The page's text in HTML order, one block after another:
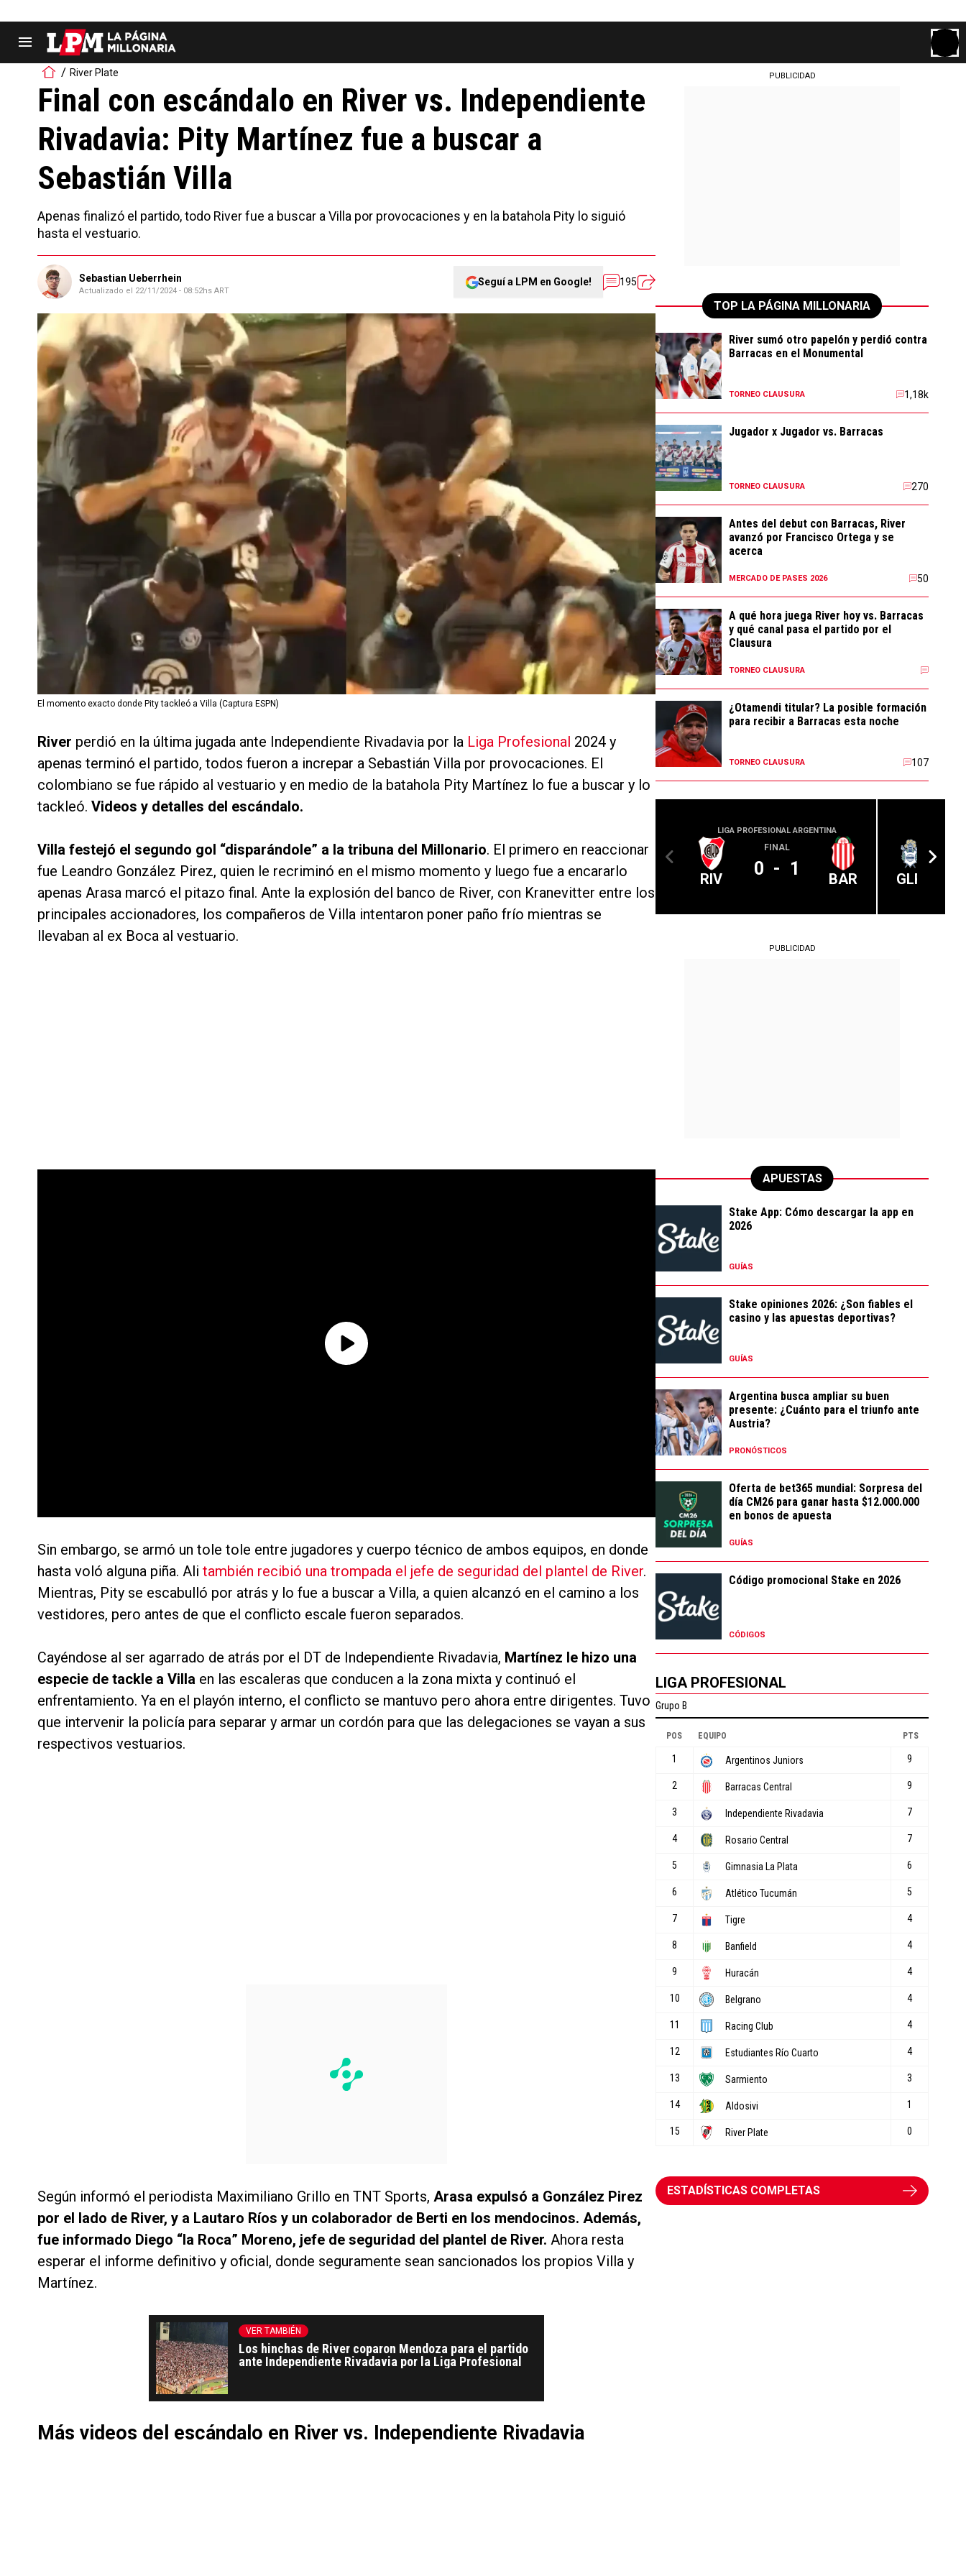
River Plate
Final con escándalo en River vs. Independiente
Rivadavia: Pity Martínez fue a buscar a
Sebastián Villa
Apenas finalizó el partido, todo River fue a buscar a Villa por provocaciones y en la batahola Pity lo siguió
hasta el vestuario.
Sebastian Ueberrhein
Actualizado el 22/11/2024 - 08:52hs ART
Seguí a LPM en Google! 195
El momento exacto donde Pity tackleó a Villa (Captura ESPN)
River perdió en la última jugada ante Independiente Rivadavia por la Liga Profesional 2024 y
apenas terminó el partido, todos fueron a increpar a Sebastián Villa por provocaciones. El
colombiano se fue rápido al vestuario y en medio de la batahola Pity Martínez lo fue a buscar y lo
tackleó. Videos y detalles del escándalo.
Villa festejó el segundo gol “disparándole” a la tribuna del Millonario. El primero en reaccionar
fue Leandro González Pirez, quien le recriminó en el mismo momento y luego fue a encararlo
apenas Arasa marcó el pitazo final. Ante la explosión del banco de River, con Kranevitter entre los
principales accionadores, los compañeros de Villa intentaron poner paño frío mientras se
llevaban al ex Boca al vestuario.
Sin embargo, se armó un tole tole entre jugadores y cuerpo técnico de ambos equipos, en donde
hasta voló alguna piña. Ali también recibió una trompada el jefe de seguridad del plantel de River.
Mientras, Pity se escabulló por atrás y lo fue a buscar a Villa, a quien alcanzó en el camino a los
vestidores, pero antes de que el conflicto escale fueron separados.
Cayéndose al ser agarrado de atrás por el DT de Independiente Rivadavia, Martínez le hizo una
especie de tackle a Villa en las escaleras que conducen a la zona mixta y continuó el
enfrentamiento. Ya en el playón interno, el conflicto se mantuvo pero ahora entre dirigentes. Tuvo
que intervenir la policía para separar y armar un cordón para que las delegaciones se vayan a sus
respectivos vestuarios.
Según informó el periodista Maximiliano Grillo en TNT Sports, Arasa expulsó a González Pirez
por el lado de River, y a Lautaro Ríos y un colaborador de Berti en los mendocinos. Además,
fue informado Diego “la Roca” Moreno, jefe de seguridad del plantel de River. Ahora resta
esperar el informe definitivo y oficial, donde seguramente sean sancionados los propios Villa y
Martínez.
VER TAMBIÉN
Los hinchas de River coparon Mendoza para el partido
ante Independiente Rivadavia por la Liga Profesional
Más videos del escándalo en River vs. Independiente Rivadavia
PUBLICIDAD
TOP LA PÁGINA MILLONARIA
River sumó otro papelón y perdió contra
Barracas en el Monumental
TORNEO CLAUSURA 1,18k
Jugador x Jugador vs. Barracas
TORNEO CLAUSURA 270
Antes del debut con Barracas, River
avanzó por Francisco Ortega y se
acerca
MERCADO DE PASES 2026 50
A qué hora juega River hoy vs. Barracas
y qué canal pasa el partido por el
Clausura
TORNEO CLAUSURA
¿Otamendi titular? La posible formación
para recibir a Barracas esta noche
TORNEO CLAUSURA 107
LIGA PROFESIONAL ARGENTINA
RIV
FINAL
0 - 1 BAR GLP
PUBLICIDAD
APUESTAS
Stake App: Cómo descargar la app en
2026
GUÍAS
Stake opiniones 2026: ¿Son fiables el
casino y las apuestas deportivas?
GUÍAS
Argentina busca ampliar su buen
presente: ¿Cuánto para el triunfo ante
Austria?
PRONÓSTICOS
Oferta de bet365 mundial: Sorpresa del
día CM26 para ganar hasta $12.000.000
en bonos de apuesta
GUÍAS
Código promocional Stake en 2026
CÓDIGOS
LIGA PROFESIONAL
ESTADÍSTICAS COMPLETAS